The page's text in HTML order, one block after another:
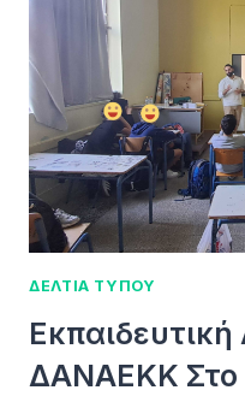
ΔΕΛΤΙΑ ΤΥΠΟΥ
ΔΑΝΑΕΚΚ Στο